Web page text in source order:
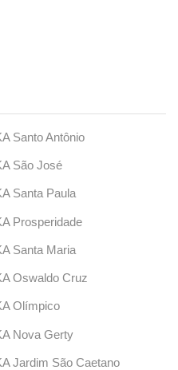
Santo Antônio
São José
Santa Paula
Prosperidade
Santa Maria
Oswaldo Cruz
Olímpico
Nova Gerty
Jardim São Caetano